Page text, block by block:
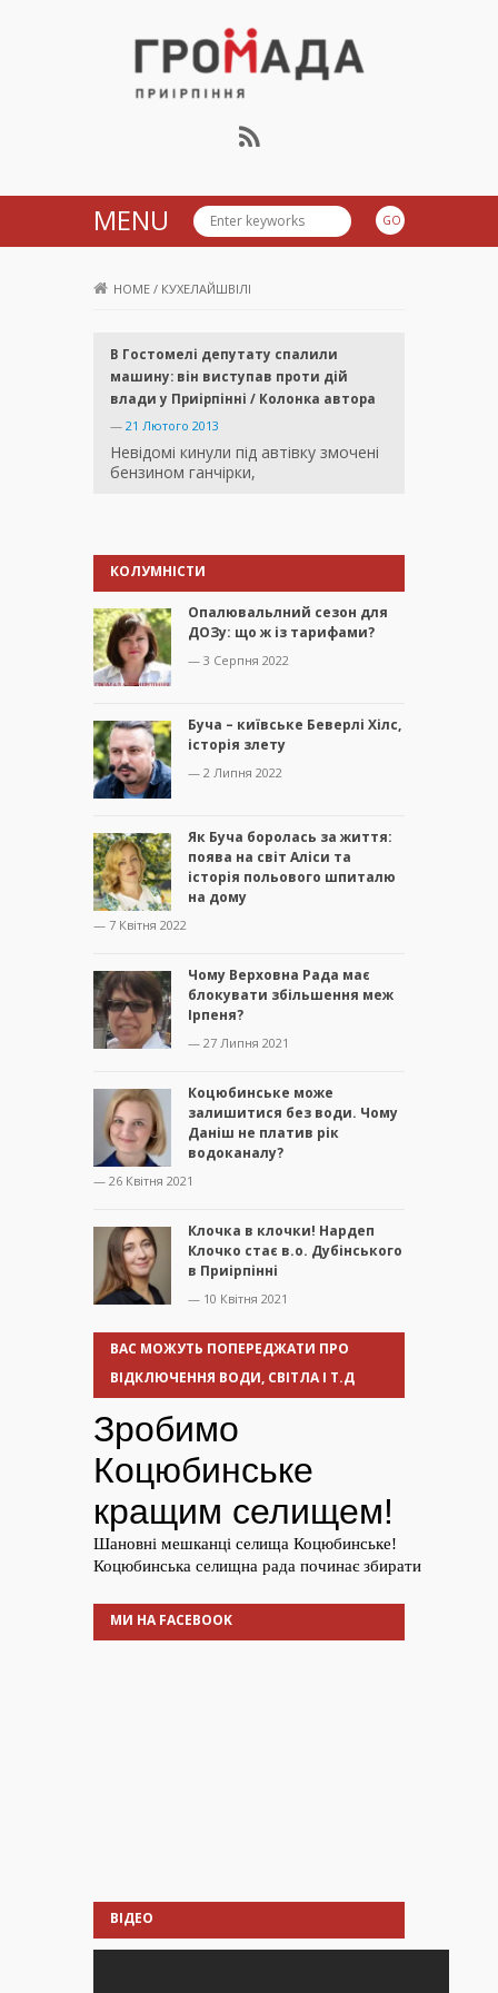
Громада Приірпіння
MENU
HOME / КУХЕЛАЙШВІЛІ
В Гостомелі депутату спалили
машину: він виступав проти дій
влади у Приірпінні / Колонка автора
— 21 Лютого 2013
Невідомі кинули під автівку змочені
бензином ганчірки,
КОЛУМНІСТИ
Опалювальлний сезон для
ДОЗу: що ж із тарифами?
— 3 Серпня 2022
Буча – київське Беверлі Хілс,
історія злету
— 2 Липня 2022
Як Буча боролась за життя:
поява на світ Аліси та
історія польового шпиталю
на дому
— 7 Квітня 2022
Чому Верховна Рада має
блокувати збільшення меж
Ірпеня?
— 27 Липня 2021
Коцюбинське може
залишитися без води. Чому
Даніш не платив рік
водоканалу?
— 26 Квітня 2021
Клочка в клочки! Нардеп
Клочко стає в.о. Дубінського
в Приірпінні
— 10 Квітня 2021
ВАС МОЖУТЬ ПОПЕРЕДЖАТИ ПРО
ВІДКЛЮЧЕННЯ ВОДИ, СВІТЛА І Т.Д
МИ НА FACEBOOK
ВІДЕО